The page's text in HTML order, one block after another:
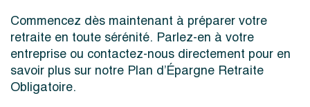
Commencez dès maintenant à préparer votre
retraite en toute sérénité. Parlez-en à votre
entreprise ou contactez-nous directement pour en
savoir plus sur notre Plan d’Épargne Retraite
Obligatoire.